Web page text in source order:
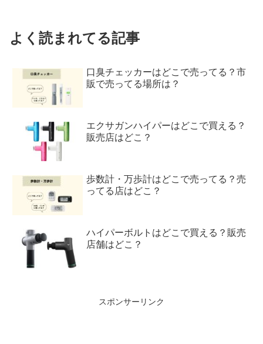
よく読まれてる記事
口臭チェッカーはどこで売ってる？市
販で売ってる場所は？
エクサガンハイパーはどこで買える？
販売店はどこ？
歩数計・万歩計はどこで売ってる？売
ってる店はどこ？
ハイパーボルトはどこで買える？販売
店舗はどこ？
スポンサーリンク